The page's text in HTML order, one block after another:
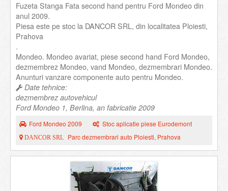
Fuzeta Stanga Fata second hand pentru Ford Mondeo din
anul 2009.
Piesa este pe stoc la DANCOR SRL, din localitatea Ploiesti,
Prahova
.
Mondeo. Mondeo avariat, piese second hand Ford Mondeo,
dezmembrez Mondeo, vand Mondeo, dezmembrari Mondeo.
Anunturi vanzare componente auto pentru Mondeo.
Date tehnice:
dezmembrez autovehicul
Ford Mondeo 1, Berlina, an fabricatie 2009
Ford Mondeo 2009 Stoc aplicatie piese Eurodemont
DANCOR SRL Parc dezmembrari auto Ploiesti, Prahova